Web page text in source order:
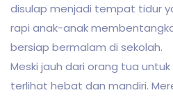
disulap menjadi tempat tidur
rapi anak-anak
bersiap bermalam di sekolah.
Meski jauh dari orang tua
terlihat hebat dan mandiri.